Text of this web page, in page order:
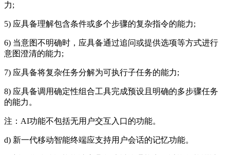
力;
5) 应具备理解包含条件或多个步骤的复杂指令的能力;
6) 当意图不明确时，应具备通过追问或提供选项等方式进行
意图澄清的能力;
7) 应具备将复杂任务分解为可执行子任务的能力;
8) 应具备调用确定性组合工具完成预设且明确的多步骤任务
的能力。
注：AI功能不包括无用户交互入口的功能。
d) 新一代移动智能终端应支持用户会话的记忆功能。